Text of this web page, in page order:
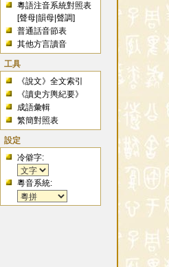
粵語注音系統對照表
[聲母 |韻母 |聲調]
普通話音節表
其他方言讀音
工具
《說文》全文索引
《讀史方輿紀要》
成語彙輯
繁簡對照表
設定
冷僻字:
粵音系統: